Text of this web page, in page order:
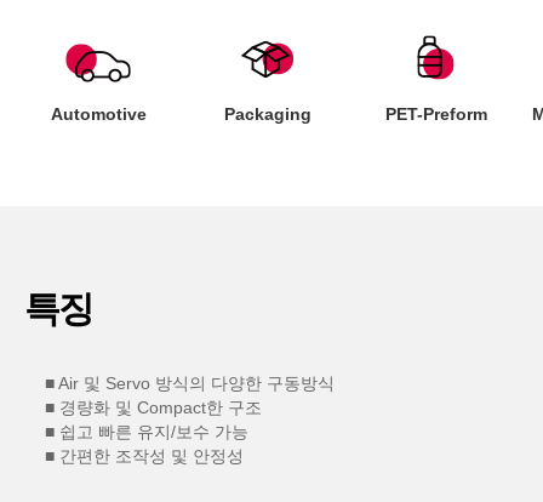
Automotive Packaging PET-Preform
특징
■ Air 및 Servo 방식의 다양한 구동방식
■ 경량화 및 Compact한 구조
■ 쉽고 빠른 유지/보수 가능
■ 간편한 조작성 및 안정성